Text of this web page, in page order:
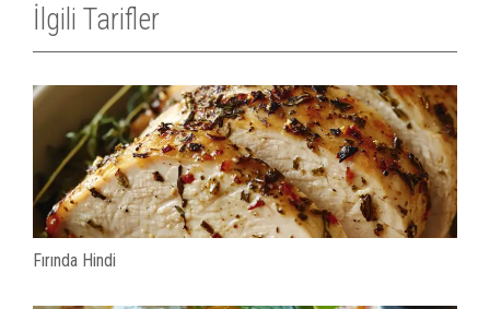
İlgili Tarifler
Fırında Hindi